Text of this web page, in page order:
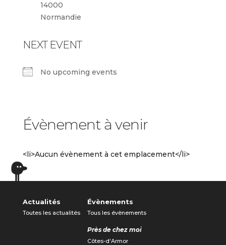
14000
Normandie
NEXT EVENT
No upcoming events
Évènement à venir
<li>Aucun évènement à cet emplacement</li>
Actualités
Toutes les actualités
Évènements
Tous les évènements
Près de chez moi
Côtes-d'Armor